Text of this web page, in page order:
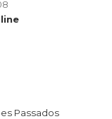
Passados